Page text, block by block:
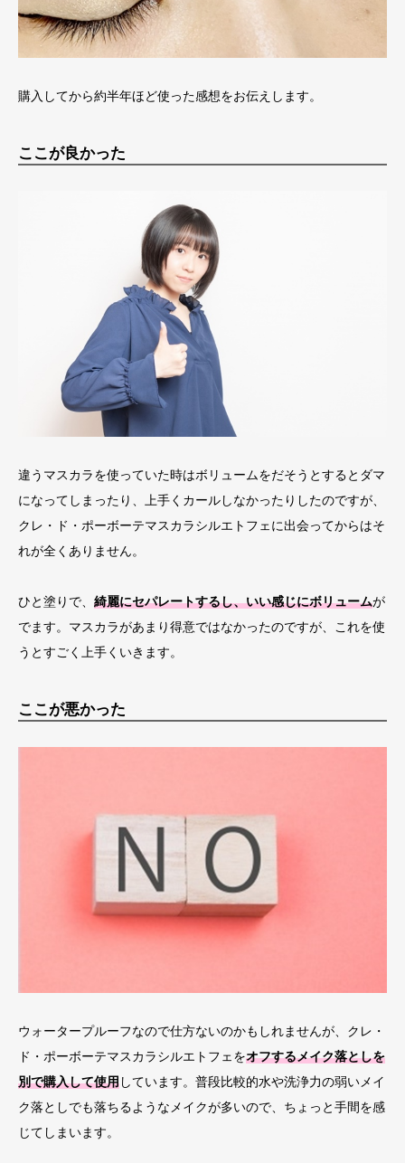
購入してから約半年ほど使った感想をお伝えします。
ここが良かった
違うマスカラを使っていた時はボリュームをだそうとするとダマ
になってしまったり、上手くカールしなかったりしたのですが、
クレ・ド・ポーボーテマスカラシルエトフェに出会ってからはそ
れが全くありません。
ひと塗りで、 綺麗にセパレートするし、いい感じにボリュームが
でます。マスカラがあまり得意ではなかったのですが、これを使
うとすごく上手くいきます。
ここが悪かった
ウォータープルーフなので仕方ないのかもしれませんが、クレ・
ド・ポーボーテマスカラシルエトフェをオフするメイク落としを
別で購入して使用しています。普段比較的水や洗浄力の弱いメイ
ク落としでも落ちるようなメイクが多いので、ちょっと手間を感
じてしまいます。